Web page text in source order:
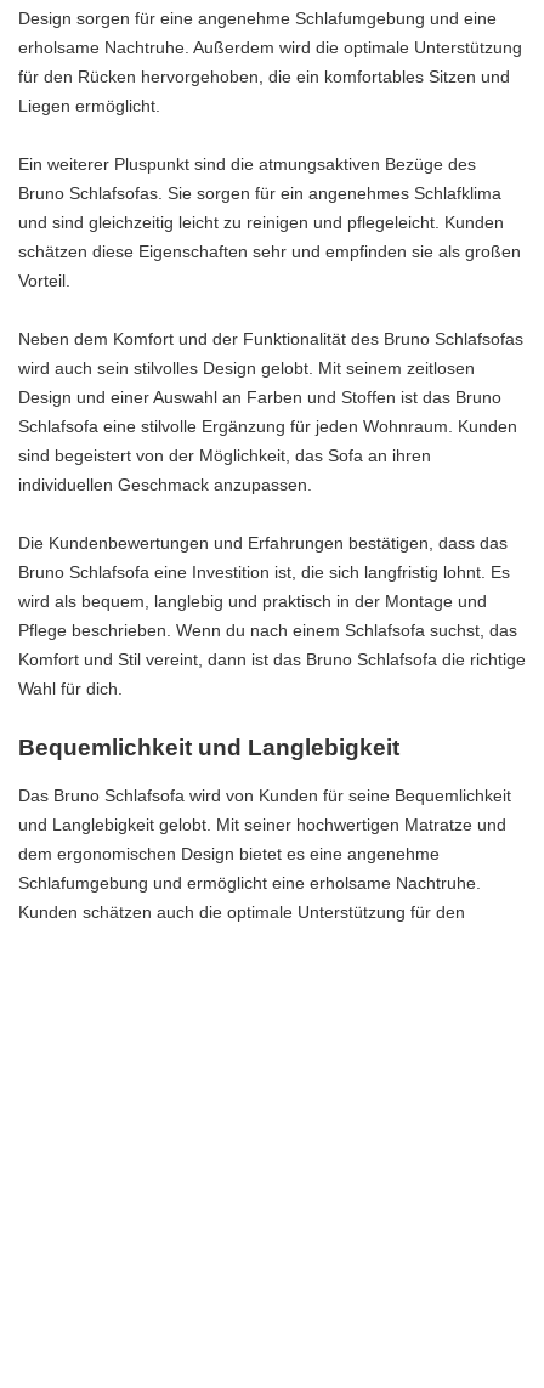
Design sorgen für eine angenehme Schlafumgebung und eine
erholsame Nachtruhe. Außerdem wird die optimale Unterstützung
für den Rücken hervorgehoben, die ein komfortables Sitzen und
Liegen ermöglicht.
Ein weiterer Pluspunkt sind die atmungsaktiven Bezüge des
Bruno Schlafsofas. Sie sorgen für ein angenehmes Schlafklima
und sind gleichzeitig leicht zu reinigen und pflegeleicht. Kunden
schätzen diese Eigenschaften sehr und empfinden sie als großen
Vorteil.
Neben dem Komfort und der Funktionalität des Bruno Schlafsofas
wird auch sein stilvolles Design gelobt. Mit seinem zeitlosen
Design und einer Auswahl an Farben und Stoffen ist das Bruno
Schlafsofa eine stilvolle Ergänzung für jeden Wohnraum. Kunden
sind begeistert von der Möglichkeit, das Sofa an ihren
individuellen Geschmack anzupassen.
Die Kundenbewertungen und Erfahrungen bestätigen, dass das
Bruno Schlafsofa eine Investition ist, die sich langfristig lohnt. Es
wird als bequem, langlebig und praktisch in der Montage und
Pflege beschrieben. Wenn du nach einem Schlafsofa suchst, das
Komfort und Stil vereint, dann ist das Bruno Schlafsofa die richtige
Wahl für dich.
Bequemlichkeit und Langlebigkeit
Das Bruno Schlafsofa wird von Kunden für seine Bequemlichkeit
und Langlebigkeit gelobt. Mit seiner hochwertigen Matratze und
dem ergonomischen Design bietet es eine angenehme
Schlafumgebung und ermöglicht eine erholsame Nachtruhe.
Kunden schätzen auch die optimale Unterstützung für den